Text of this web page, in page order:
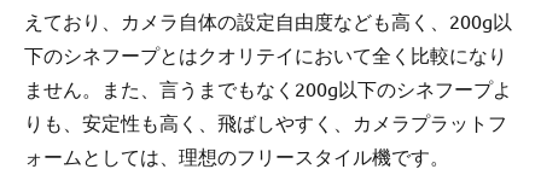
えており、カメラ自体の設定自由度なども高く、200g以
下のシネフープとはクオリテイにおいて全く比較になり
ません。また、言うまでもなく200g以下のシネフープよ
りも、安定性も高く、飛ばしやすく、カメラプラットフ
ォームとしては、理想のフリースタイル機です。